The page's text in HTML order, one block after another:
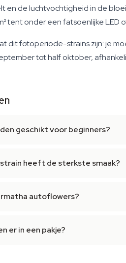
en de luchtvochtigheid in de
tent onder een fatsoenlijke LED
dit fotoperiode-strains zijn: je
tot half oktober,
geschikt voor beginners?
heeft de sterkste smaak?
autoflowers?
er in een pakje?